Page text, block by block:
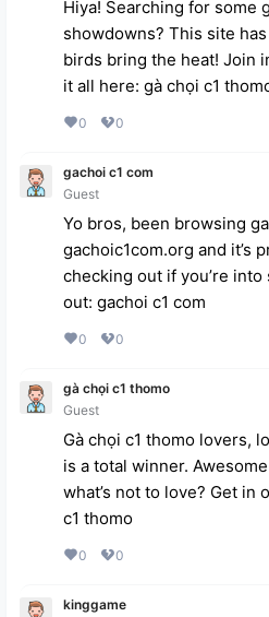
Hiya! Searching for some
showdowns? This site
birds bring the heat! Join
it all here: gà chọi c1
0 0
gachoi c1 com
Guest
Yo bros, been browsing
gachoic1com.org and it’s
checking out if you’re
out: gachoi c1 com
0 0
gà chọi c1 thomo
Guest
Gà chọi c1 thomo lovers,
is a total winner.
what’s not to love? Get in
c1 thomo
0 0
kinggame